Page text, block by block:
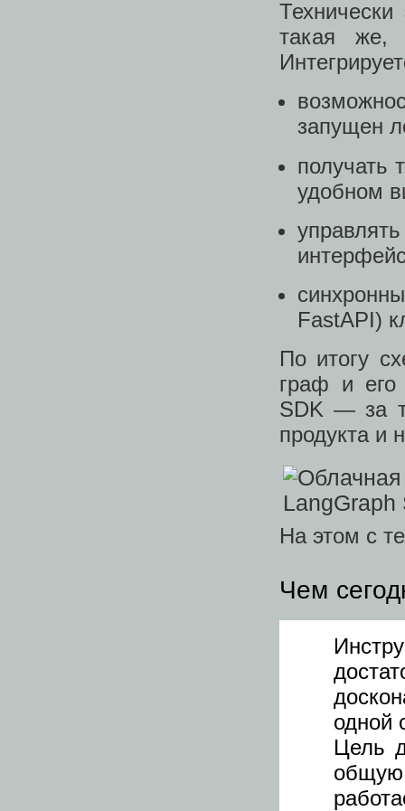
такая же,
запущен
получать
удобном
FastAPI)
По итогу
граф и его
SDK — за
продукта и
На этом с
Чем
одной
Цель